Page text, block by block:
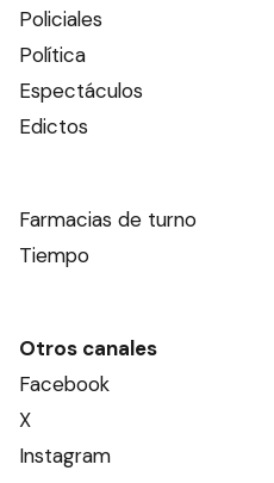
Policiales
Política
Espectáculos
Edictos
Farmacias de turno
Tiempo
Otros canales
Facebook
X
Instagram